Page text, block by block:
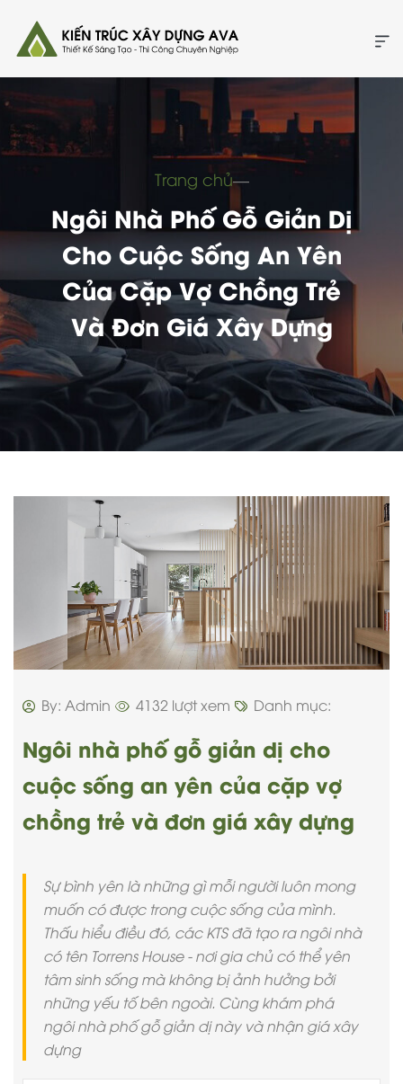
Trang chủ―
Ngôi Nhà Phố Gỗ Giản Dị
Cho Cuộc Sống An Yên
Của Cặp Vợ Chồng Trẻ
Và Đơn Giá Xây Dựng
By: Admin 4132 lượt xem Danh mục:
Ngôi nhà phố gỗ giản dị cho
cuộc sống an yên của cặp vợ
chồng trẻ và đơn giá xây dựng
Sự bình yên là những gì mỗi người luôn mong
muốn có được trong cuộc sống của mình.
Thấu hiểu điều đó, các KTS đã tạo ra ngôi nhà
có tên Torrens House - nơi gia chủ có thể yên
tâm sinh sống mà không bị ảnh hưởng bởi
những yếu tố bên ngoài. Cùng khám phá
ngôi nhà phố gỗ giản dị này và nhận giá xây
dựng